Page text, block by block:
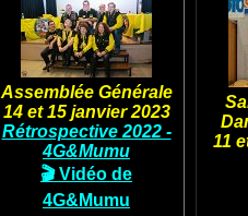
Assemblée Générale
14 et 15 janvier 2023
Rétrospective 2022 -
4G&Mumu
🎬 Vidéo de
4G&Mumu
11